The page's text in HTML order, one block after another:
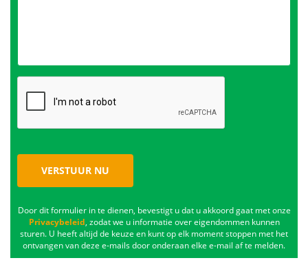
VERSTUUR NU
Door dit formulier in te dienen, bevestigt u dat u akkoord gaat met onze
Privacybeleid, zodat we u informatie over eigendommen kunnen
sturen. U heeft altijd de keuze en kunt op elk moment stoppen met het
ontvangen van deze e-mails door onderaan elke e-mail af te melden.